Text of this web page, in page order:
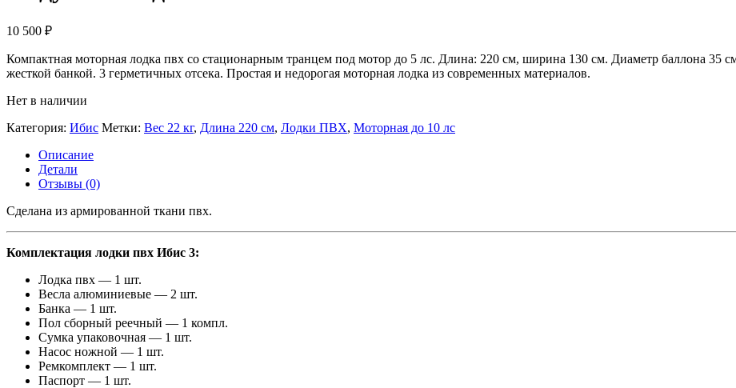
10 500 ₽
Компактная моторная лодка пвх со стационарным транцем под мотор до 5 лс. Длина: 220 см, ширина 130 см. Диаметр баллона 35
жесткой банкой. 3 герметичных отсека. Простая и недорогая моторная лодка из современных материалов.
Нет в наличии
Категория: Ибис Метки: Вес 22 кг, Длина 220 см, Лодки ПВХ, Моторная до 10 лс
Описание
Детали
Отзывы (0)
Сделана из армированной ткани пвх.
Комплектация лодки пвх Ибис 3:
Лодка пвх — 1 шт.
Весла алюминиевые — 2 шт.
Банка — 1 шт.
Пол сборный реечный — 1 компл.
Сумка упаковочная — 1 шт.
Насос ножной — 1 шт.
Ремкомплект — 1 шт.
Паспорт — 1 шт.